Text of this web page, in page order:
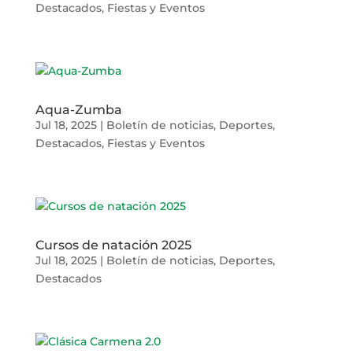
Destacados, Fiestas y Eventos
Aqua-Zumba
Jul 18, 2025| Boletín de noticias, Deportes,
Destacados, Fiestas y Eventos
Cursos de natación 2025
Jul 18, 2025| Boletín de noticias, Deportes,
Destacados